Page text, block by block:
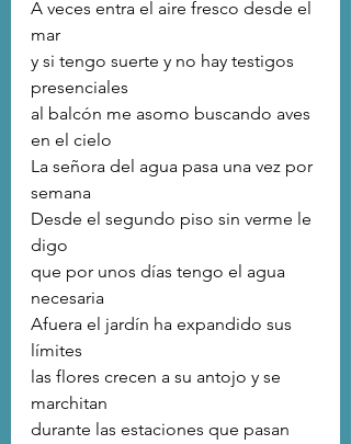
A veces entra el aire fresco desde el
mar
y si tengo suerte y no hay testigos
presenciales
al balcón me asomo buscando aves
en el cielo
La señora del agua pasa una vez por
semana
Desde el segundo piso sin verme le
digo
que por unos días tengo el agua
necesaria
Afuera el jardín ha expandido sus
límites
las flores crecen a su antojo y se
marchitan
durante las estaciones que pasan